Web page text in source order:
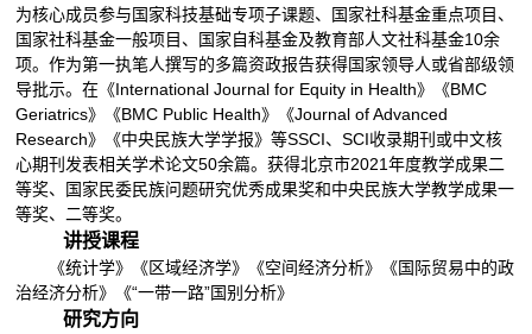
为核心成员参与国家科技基础专项子课题、国家社科基金重点项目、
国家社科基金一般项目、国家自科基金及教育部人文社科基金10余
项。作为第一执笔人撰写的多篇资政报告获得国家领导人或省部级领
导批示。在《International Journal for Equity in Health》《BMC
Geriatrics》《BMC Public Health》《Journal of Advanced
Research》《中央民族大学学报》等SSCI、SCI收录期刊或中文核
心期刊发表相关学术论文50余篇。获得北京市2021年度教学成果二
等奖、国家民委民族问题研究优秀成果奖和中央民族大学教学成果一
等奖、二等奖。
讲授课程
《统计学》《区域经济学》《空间经济分析》《国际贸易中的政
治经济分析》《“一带一路”国别分析》
研究方向